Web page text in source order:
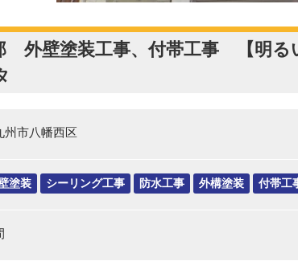
外壁塗装工事、付帯工事 【明る
州市八幡西区
塗装 シーリング工事 防水工事 外構塗装 付帯工